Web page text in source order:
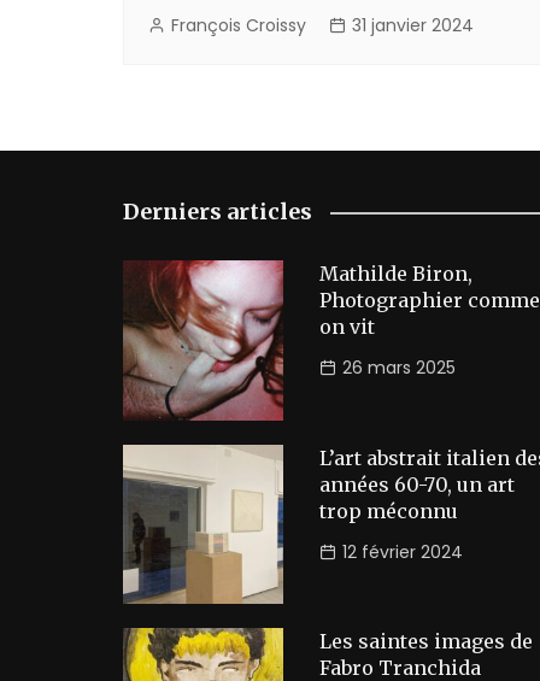
François Croissy 31 janvier 2024
Derniers articles
Mathilde Biron,
Photographier comme
on vit
26 mars 2025
L’art abstrait italien
années 60-70, un art
trop méconnu
12 février 2024
Les saintes images de
Fabro Tranchida